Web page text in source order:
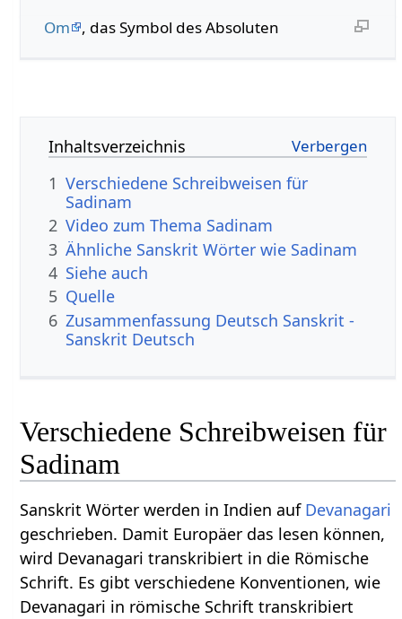
Om , das Symbol des Absoluten
Inhaltsverzeichnis
1 Verschiedene Schreibweisen für
Sadinam
2 Video zum Thema Sadinam
3 Ähnliche Sanskrit Wörter wie Sadinam
4 Siehe auch
5 Quelle
6 Zusammenfassung Deutsch Sanskrit -
Sanskrit Deutsch
Verschiedene Schreibweisen für
Sadinam
Sanskrit Wörter werden in Indien auf Devanagari
geschrieben. Damit Europäer das lesen können,
wird Devanagari transkribiert in die Römische
Schrift. Es gibt verschiedene Konventionen, wie
Devanagari in römische Schrift transkribiert